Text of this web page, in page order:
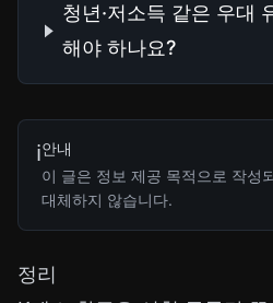
청년·저소득 같은 우대
해야 하나요?
ℹ️안내
이 글은 정보 제공 목적으로 작성
대체하지 않습니다.
정리